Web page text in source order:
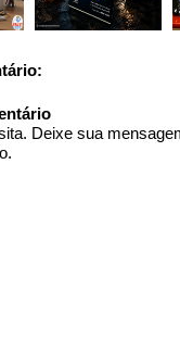
Deixe sua